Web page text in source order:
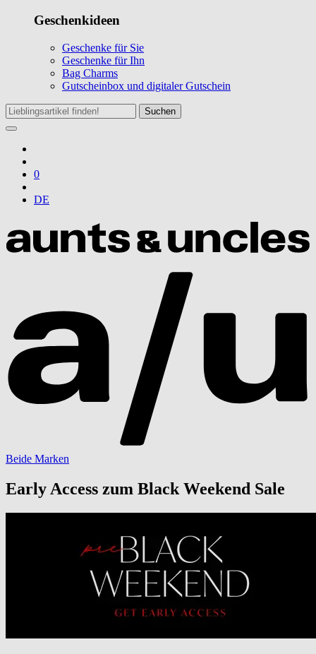
Geschenkideen
Geschenke für Sie
Geschenke für Ihn
Bag Charms
Gutscheinbox und digitaler Gutschein
Suchen
0
DE
Beide Marken
Early Access zum Black Weekend Sale